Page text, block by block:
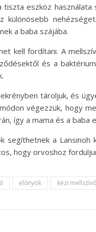
eszköz
a baba szájába.
kell fordítani. A
és a
tároljuk, és
végezzük, hogy
így a mama és a
segíthetnek a Lansinoh
hogy orvoshoz
előnyök kézi mellszívó